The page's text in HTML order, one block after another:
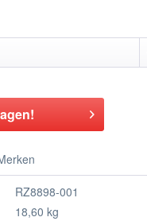
RZ8898-001
18,60 kg